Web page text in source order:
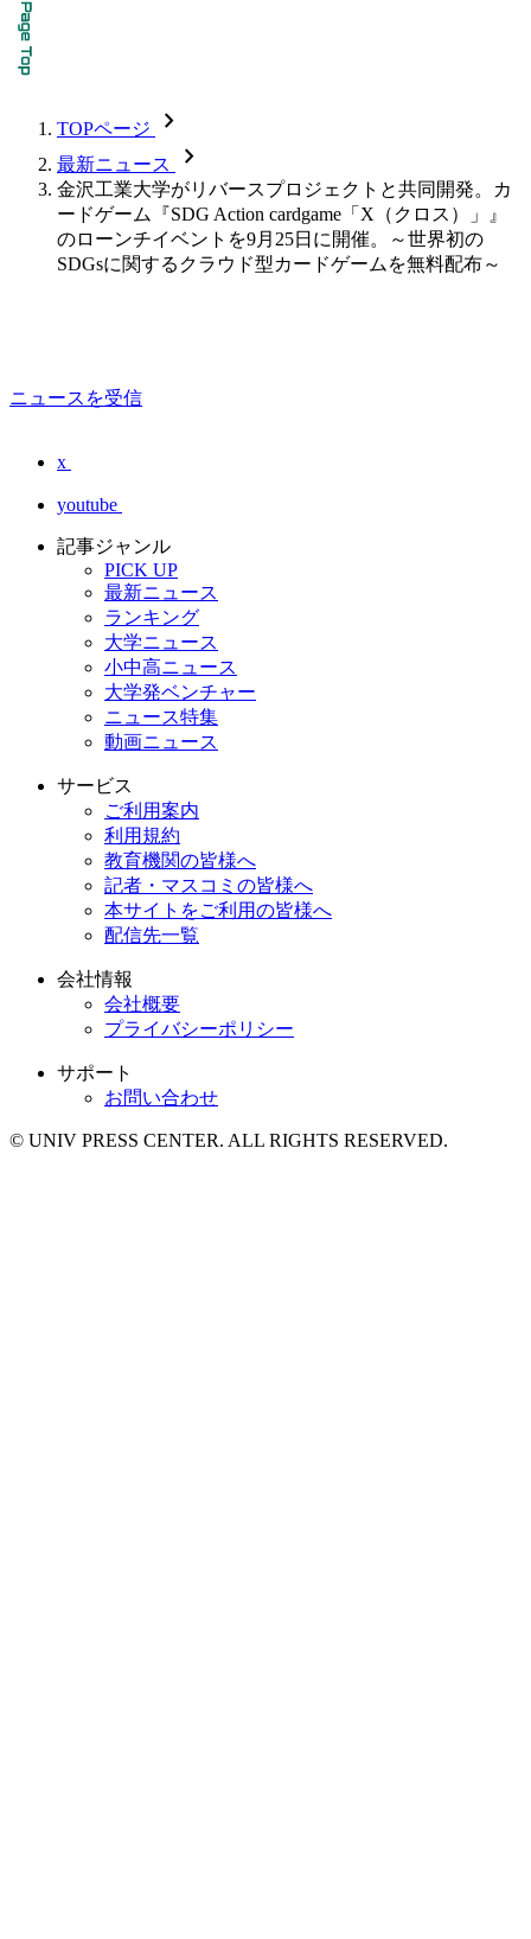
TOPページ chevron_forward
最新ニュース chevron_forward
金沢工業大学がリバースプロジェクトと共同開発。カ
ードゲーム『SDG Action cardgame「X（クロス）」』
のローンチイベントを9月25日に開催。～世界初の
SDGsに関するクラウド型カードゲームを無料配布～
ニュースを受信
x
youtube
記事ジャンル
PICK UP
最新ニュース
ランキング
大学ニュース
小中高ニュース
大学発ベンチャー
ニュース特集
動画ニュース
サービス
ご利用案内
利用規約
教育機関の皆様へ
記者・マスコミの皆様へ
本サイトをご利用の皆様へ
配信先一覧
会社情報
会社概要
プライバシーポリシー
サポート
お問い合わせ
© UNIV PRESS CENTER. ALL RIGHTS RESERVED.